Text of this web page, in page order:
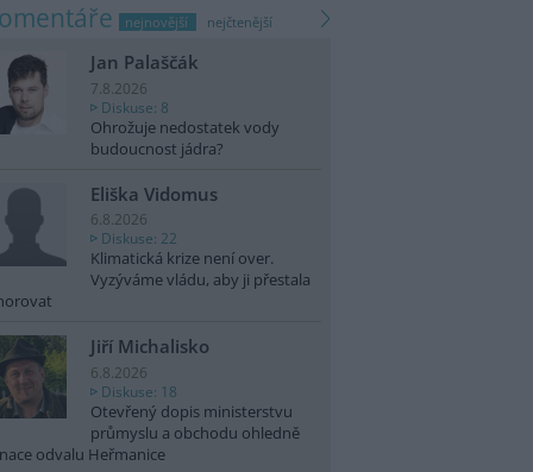
nejnovější nejčtenější
Jan Palaščák
7.8.2026
Diskuse: 8
Ohrožuje nedostatek vody
budoucnost jádra?
Eliška Vidomus
6.8.2026
Diskuse: 22
Klimatická krize není over.
Vyzýváme vládu, aby ji přestala
Jiří Michalisko
6.8.2026
Diskuse: 18
Otevřený dopis ministerstvu
průmyslu a obchodu ohledně
odvalu Heřmanice